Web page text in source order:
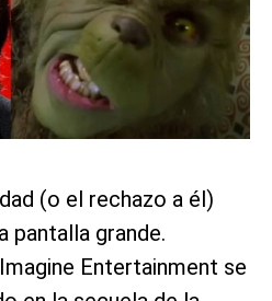
(o el rechazo a él)
pantalla grande.
Entertainment se